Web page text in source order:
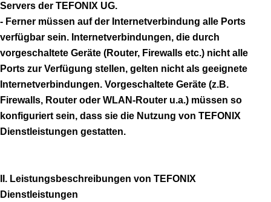
Servers der TEFONIX UG.
- Ferner müssen auf der Internetverbindung alle Ports
verfügbar sein. Internetverbindungen, die durch
vorgeschaltete Geräte (Router, Firewalls etc.) nicht alle
Ports zur Verfügung stellen, gelten nicht als geeignete
Internetverbindungen. Vorgeschaltete Geräte (z.B.
Firewalls, Router oder WLAN-Router u.a.) müssen so
konfiguriert sein, dass sie die Nutzung von TEFONIX
Dienstleistungen gestatten.
II. Leistungsbeschreibungen von TEFONIX
Dienstleistungen